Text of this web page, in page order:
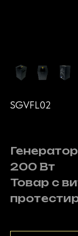
SGVFL02
200 Вт
Товар с